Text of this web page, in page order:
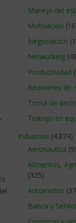
Manejo del
Motivacion
Negociacion
Networking
Productividad
Reuniones de
Toma de
Trabajo en
Industrias (4.874)
Aeronautica
Alimentos,
(325)
Automotriz
Banca y